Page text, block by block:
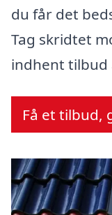
du får det
Tag skridtet
indhent tilbud
Få et tilbud,